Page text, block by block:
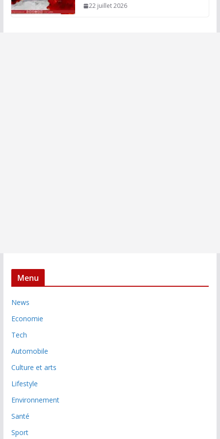
22 juillet 2026
Menu
News
Economie
Tech
Automobile
Culture et arts
Lifestyle
Environnement
Santé
Sport